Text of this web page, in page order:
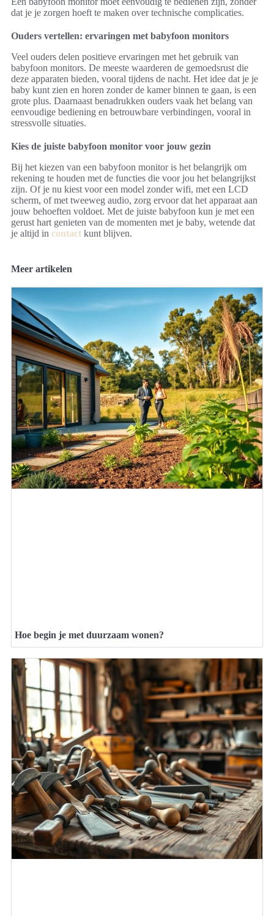
dat je je zorgen hoeft te maken over technische complicaties.
Ouders vertellen: ervaringen met babyfoon monitors
Veel ouders delen positieve ervaringen met het gebruik van
babyfoon monitors. De meeste waarderen de gemoedsrust die
deze apparaten bieden, vooral tijdens de nacht. Het idee dat je je
baby kunt zien en horen zonder de kamer binnen te gaan, is een
grote plus. Daarnaast benadrukken ouders vaak het belang van
eenvoudige bediening en betrouwbare verbindingen, vooral in
stressvolle situaties.
Kies de juiste babyfoon monitor voor jouw gezin
Bij het kiezen van een babyfoon monitor is het belangrijk om
rekening te houden met de functies die voor jou het belangrijkst
zijn. Of je nu kiest voor een model zonder wifi, met een LCD
scherm, of met tweeweg audio, zorg ervoor dat het apparaat aan
jouw behoeften voldoet. Met de juiste babyfoon kun je met een
gerust hart genieten van de momenten met je baby, wetende dat
je altijd in contact kunt blijven.
Meer artikelen
Hoe begin je met duurzaam wonen?